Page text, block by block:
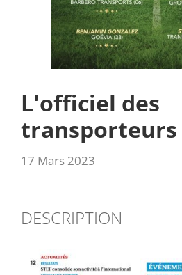
L'officiel des
transporteurs
17 Mars 2023
DESCRIPTION
3148_sommaire.jpg